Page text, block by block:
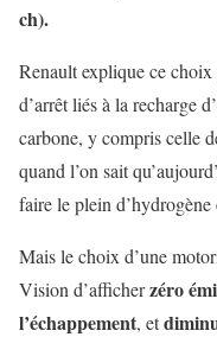
ch).
Renault explique ce
d’arrêt liés à la recharge
carbone, y compris celle
quand l’on sait
faire le plein
Mais le choix d’une
Vision d’afficherzéro
l’échappement, et